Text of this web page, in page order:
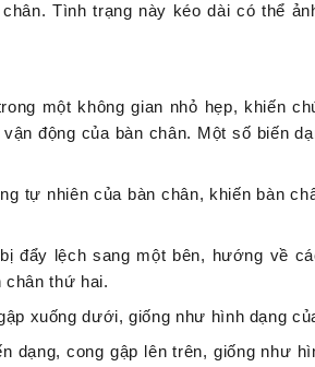
Tình trạng này kéo dài có thể
một không gian nhỏ hẹp, khiến
động của bàn chân. Một số biến
tự nhiên của bàn chân, khiến bàn
đẩy lệch sang một bên, hướng về
chân thứ hai.
xuống dưới, giống như hình dạng
dạng, cong gập lên trên, giống như